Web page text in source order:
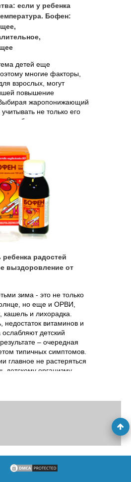
если у ребенка
Бофен:
детей еще
многие факторы,
взрослых, могут
повышение
жаропонижающий
не только его
но и безопасность.
радостей
выздоровление от
зима - это не только
но еще и ОРВИ,
кашель и лихорадка.
недостаток витаминов и
детский
– очередная
типичных симптомов.
главное не растеряться
детскому организму